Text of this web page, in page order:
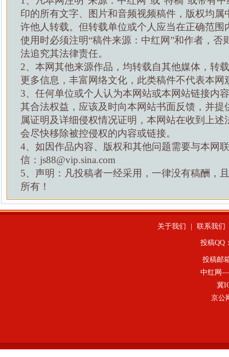
印的所有文字、图片和音频视频稿件，版权均属
许他人转载。但转载单位或个人应当在正确范围
使用时必须注明“稿件来源：中红网”和作者，否
法追究其法律责任。
2、本网其他来源作品，均转载自其他媒体，转
更多信息，丰富网络文化，此类稿件不代表本网
3、任何单位或个人认为本网站或本网站链接内
其合法权益，应该及时向本网站书面反馈，并提
属证明及详细侵权情况证明，本网站在收到上述
会尽快移除被控侵权的内容或链接。
4、如因作品内容、版权和其他问题需要与本网
信：js88@vip.sina.com
5、声明：凡投稿者一经采用，一律没有稿酬，
所有！
关于我们 联系我们
投稿QQ
投稿邮
中红网—
冀
京公